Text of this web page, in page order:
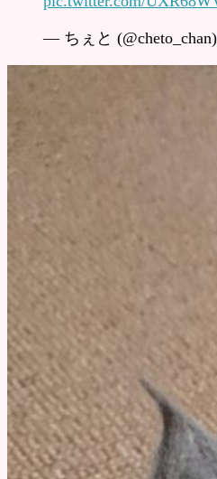
— ちぇと (@cheto_chan)